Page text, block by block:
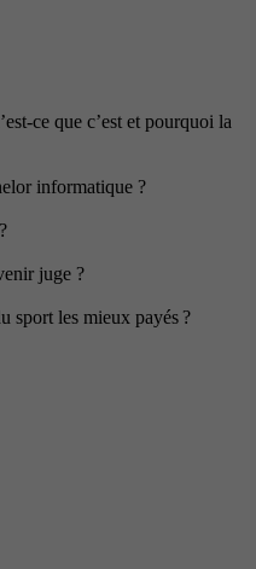
ce que c’est et pourquoi la
informatique ?
juge ?
sport les mieux payés ?